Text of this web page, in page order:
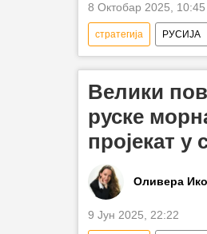
8 Октобар 2025, 10:45
стратегија РУСИЈА
Велики
руске
пројекат у
Оливера
9 Јун 2025, 22:22